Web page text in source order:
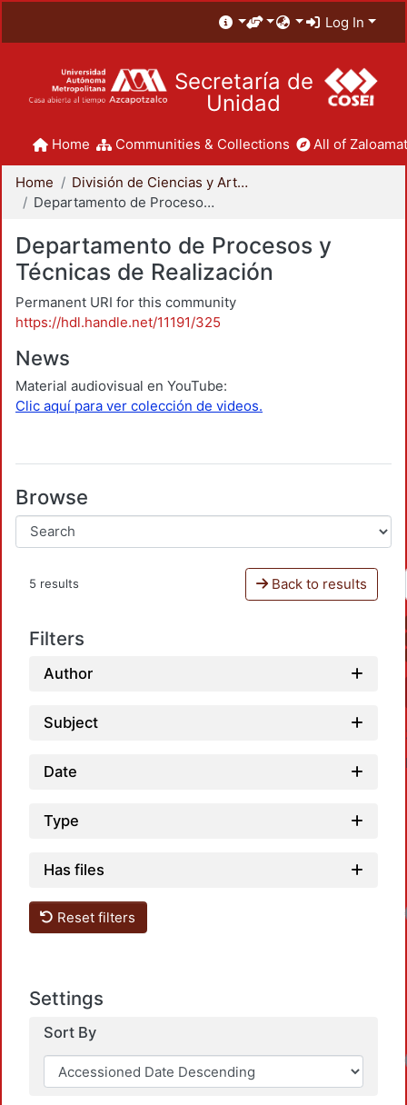
Log In
Secretaría de
Unidad
Home Communities & Collections All of
Home
División de Ciencias y Artes para el Diseño
Departamento de Procesos y Técnicas de Realización
Departamento de Procesos y
Técnicas de Realización
Permanent URI for this community
https://hdl.handle.net/11191/325
News
Material audiovisual en YouTube:
Clic aquí para ver colección de videos.
Browse
5 results Back to results
Filters
Author
Subject
Date
Type
Has files
Reset filters
Settings
Sort By